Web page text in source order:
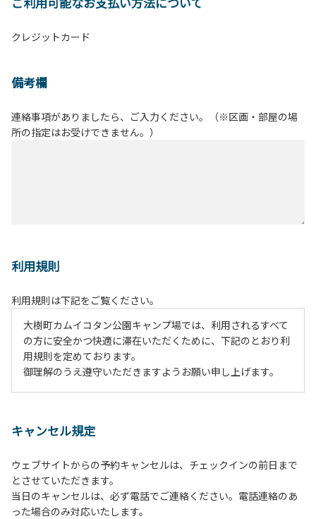
クレジットカード
備考欄
連絡事項がありましたら、ご入力ください。（※区画・部屋の場
所の指定はお受けできません。）
利用規則
利用規則は下記をご覧ください。
大樹町カムイコタン公園キャンプ場では、利用されるすべて
の方に安全かつ快適に滞在いただくために、下記のとおり利
用規則を定めております。
御理解のうえ遵守いただきますようお願い申し上げます。
２、中学生以下だけでの利用はできません。高校生以上の方
３、テントサイト（多目的広場を含む。）の使用は、事前に
予約いただいた方のみで、連泊の方を除き、正午からです。
基本的に、テント1張りにつき1区画の予約をお願いします。
管理棟にてチェックインの手続きを行ってください。午後3
キャンセル規定
ウェブサイトからの予約キャンセルは、チェックインの前日まで
とさせていただきます。
当日のキャンセルは、必ず電話でご連絡ください。電話連絡のあ
った場合のみ対応いたします。